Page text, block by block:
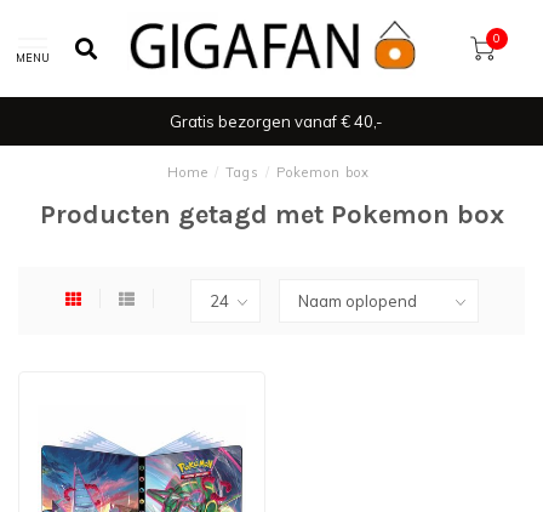
MENU
0
Gratis bezorgen vanaf € 40,-
Home / Tags / Pokemon box
Producten getagd met Pokemon box